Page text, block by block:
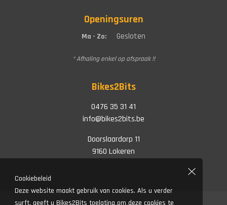
Openingsuren
Ma - Zo: Gesloten
* Afhaling enkel op afspraak !!
Bikes2Bits
0476 35 31 41
info@bikes2bits.be
Doorslaardorp 11
9160 Lokeren
Cookiebeleid
Deze website maakt gebruik van cookies. Als u verder